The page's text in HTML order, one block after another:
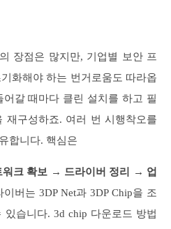
장점은 많지만, 기업별 보안 프
화해야 하는 번거로움도 따라옵
갈 때마다 클린 설치를 하고 필
재구성하죠. 여러 번 시행착오를
합니다. 핵심은
크 확보 → 드라이버 정리 → 업
버는 3DP Net과 3DP Chip을 조
습니다. 3d chip 다운로드 방법